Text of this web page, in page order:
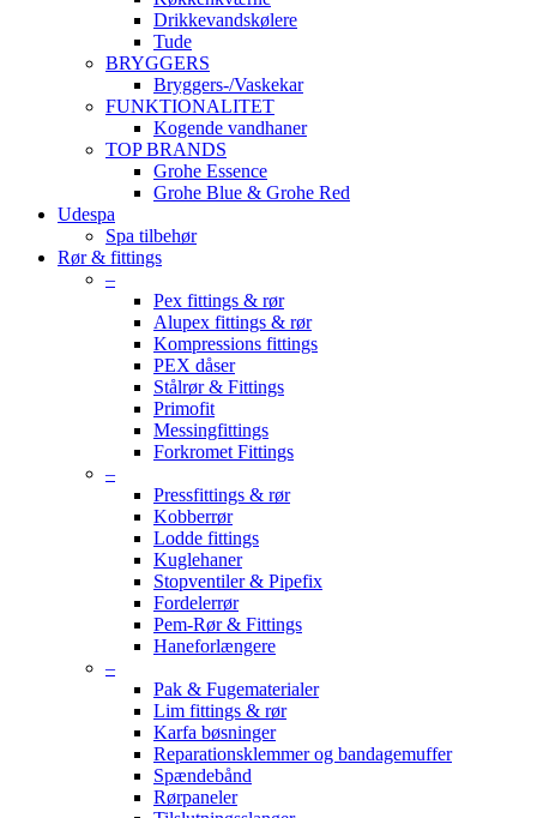
Drikkevandskølere
Tude
BRYGGERS
Bryggers-/Vaskekar
FUNKTIONALITET
Kogende vandhaner
TOP BRANDS
Grohe Essence
Grohe Blue & Grohe Red
Udespa
Spa tilbehør
Rør & fittings
–
Pex fittings & rør
Alupex fittings & rør
Kompressions fittings
PEX dåser
Stålrør & Fittings
Primofit
Messingfittings
Forkromet Fittings
–
Pressfittings & rør
Kobberrør
Lodde fittings
Kuglehaner
Stopventiler & Pipefix
Fordelerrør
Pem-Rør & Fittings
Haneforlængere
–
Pak & Fugematerialer
Lim fittings & rør
Karfa bøsninger
Reparationsklemmer og bandagemuffer
Spændebånd
Rørpaneler